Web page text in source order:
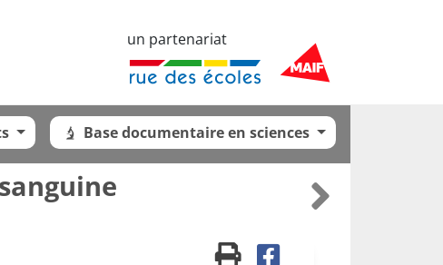
un partenariat
Base documentaire en sciences